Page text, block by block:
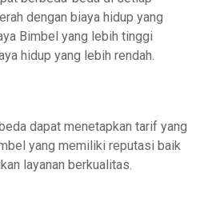
dengan biaya hidup yang
Bimbel yang lebih tinggi
hidup yang lebih rendah.
dapat menetapkan tarif yang
yang memiliki reputasi baik
layanan berkualitas.